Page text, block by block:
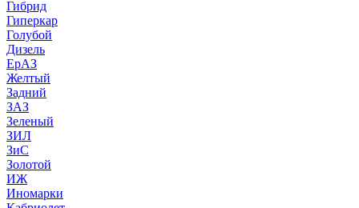
Гибрид
Гиперкар
Голубой
Дизель
ЕрАЗ
Желтый
Задний
ЗАЗ
Зеленый
ЗИЛ
ЗиС
Золотой
ИЖ
Иномарки